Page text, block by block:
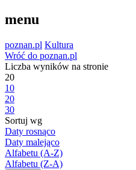
menu
poznan.pl Kultura
Wróć do poznan.pl
Liczba wyników na stronie
20
10
20
30
Sortuj wg
Daty rosnąco
Daty malejąco
Alfabetu (A-Z)
Alfabetu (Z-A)